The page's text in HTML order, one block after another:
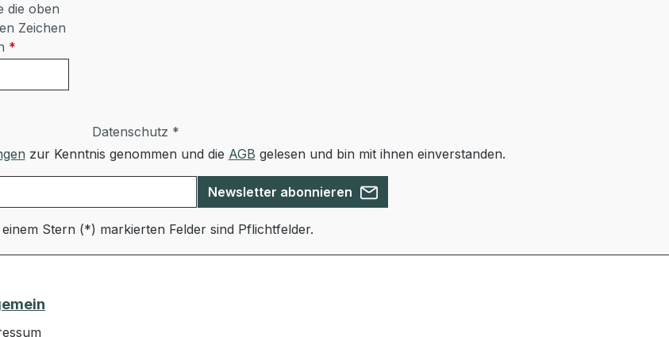
die oben
Zeichen
*
Datenschutz *
zur Kenntnis genommen und die AGB gelesen und bin mit ihnen einverstanden.
Newsletter abonnieren
einem Stern (*) markierten Felder sind Pflichtfelder.